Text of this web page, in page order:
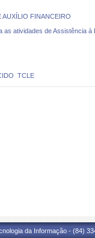
AUXÍLIO FINANCEIRO
as atividades de Assistência à
 TCLE
da Informação - (84)